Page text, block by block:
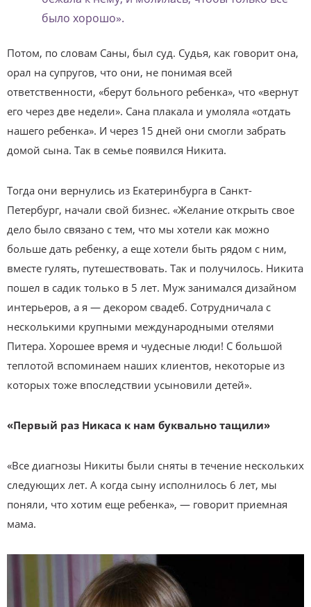
было хорошо».
Потом, по словам Саны, был суд. Судья, как говорит она,
орал на супругов, что они, не понимая всей
ответственности, «берут больного ребенка», что «вернут
его через две недели». Сана плакала и умоляла «отдать
нашего ребенка». И через 15 дней они смогли забрать
домой сына. Так в семье появился Никита.
Тогда они вернулись из Екатеринбурга в Санкт-
Петербург, начали свой бизнес. «Желание открыть свое
дело было связано с тем, что мы хотели как можно
больше дать ребенку, а еще хотели быть рядом с ним,
вместе гулять, путешествовать. Так и получилось. Никита
пошел в садик только в 5 лет. Муж занимался дизайном
интерьеров, а я — декором свадеб. Сотрудничала с
несколькими крупными международными отелями
Питера. Хорошее время и чудесные люди! С большой
теплотой вспоминаем наших клиентов, некоторые из
которых тоже впоследствии усыновили детей».
«Первый раз Никаса к нам буквально тащили»
«Все диагнозы Никиты были сняты в течение нескольких
следующих лет. А когда сыну исполнилось 6 лет, мы
поняли, что хотим еще ребенка», — говорит приемная
мама.